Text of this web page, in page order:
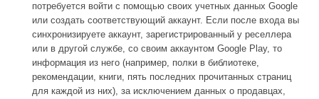
потребуется войти с помощью своих учетных данных Google
или создать соответствующий аккаунт. Если после входа вы
синхронизируете аккаунт, зарегистрированный у реселлера
или в другой службе, со своим аккаунтом Google Play, то
информация из него (например, полки в библиотеке,
рекомендации, книги, пять последних прочитанных страниц
для каждой из них), за исключением данных о продавцах,